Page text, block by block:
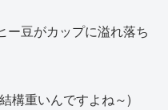
ー豆がカップに溢れ落ち
構重いんですよね～)